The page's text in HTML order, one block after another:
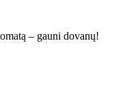
– gauni dovanų!